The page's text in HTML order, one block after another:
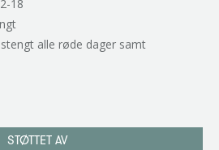
18
alle røde dager samt
STØTTET AV